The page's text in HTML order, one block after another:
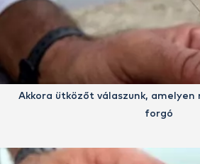
Akkora ütközőt válaszunk, amelyen
forgó